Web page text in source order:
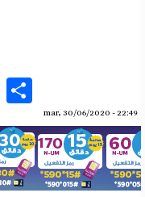
Share
mar, 30/06/2020 - 22:49